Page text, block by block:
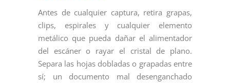
Antes de cualquier captura, retira grapas,
clips, espirales y cualquier elemento
metálico que pueda dañar el alimentador
del escáner o rayar el cristal de plano.
Separa las hojas dobladas o grapadas entre
sí; un documento mal desenganchado